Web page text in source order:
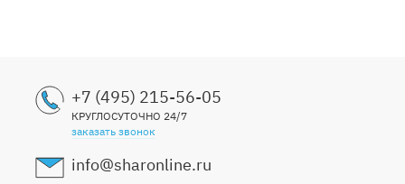
+7 (495) 215-56-05
КРУГЛОСУТОЧНО 24/7
заказать звонок
info@sharonline.ru